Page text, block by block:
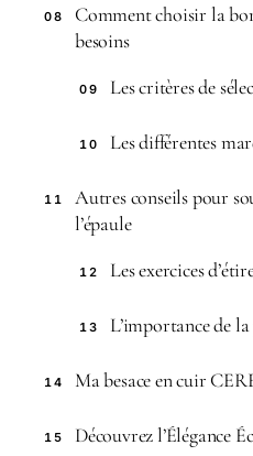
08
Comment choisir la
besoins
09 Les critères de
10 Les différentes
11
Autres conseils pour
l’épaule
12 Les exercices
13 L’importance de
14 Ma besace en cuir
15 Découvrez l’Élégance